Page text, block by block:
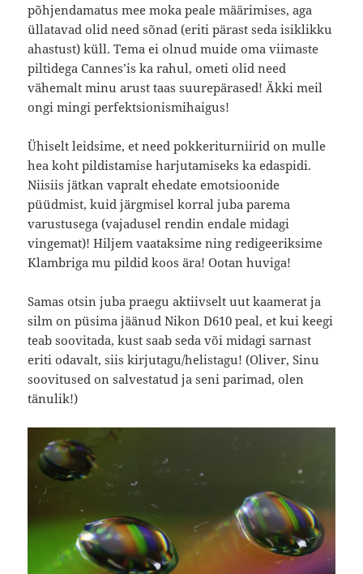
põhjendamatus mee moka peale määrimises, aga
üllatavad olid need sõnad (eriti pärast seda isiklikku
ahastust) küll. Tema ei olnud muide oma viimaste
piltidega Cannes’is ka rahul, ometi olid need
vähemalt minu arust taas suurepärased! Äkki meil
ongi mingi perfektsionismihaigus!
Ühiselt leidsime, et need pokkeriturniirid on mulle
hea koht pildistamise harjutamiseks ka edaspidi.
Niisiis jätkan vapralt ehedate emotsioonide
püüdmist, kuid järgmisel korral juba parema
varustusega (vajadusel rendin endale midagi
vingemat)! Hiljem vaataksime ning redigeeriksime
Klambriga mu pildid koos ära! Ootan huviga!
Samas otsin juba praegu aktiivselt uut kaamerat ja
silm on püsima jäänud Nikon D610 peal, et kui keegi
teab soovitada, kust saab seda või midagi sarnast
eriti odavalt, siis kirjutagu/helistagu! (Oliver, Sinu
soovitused on salvestatud ja seni parimad, olen
tänulik!)